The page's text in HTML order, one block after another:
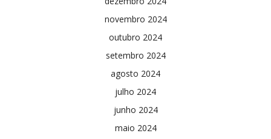
novembro 2024
outubro 2024
setembro 2024
agosto 2024
julho 2024
junho 2024
maio 2024